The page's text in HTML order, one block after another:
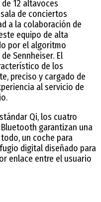
12 altavoces
de conciertos
a la colaboración de
equipo de alta
por el algoritmo
Sennheiser. El
de los
preciso y cargado de
al servicio de
Qi, los cuatro
garantizan una
un coche para
digital diseñado para
enlace entre el usuario